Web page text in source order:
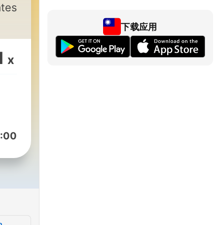
x
下载应用